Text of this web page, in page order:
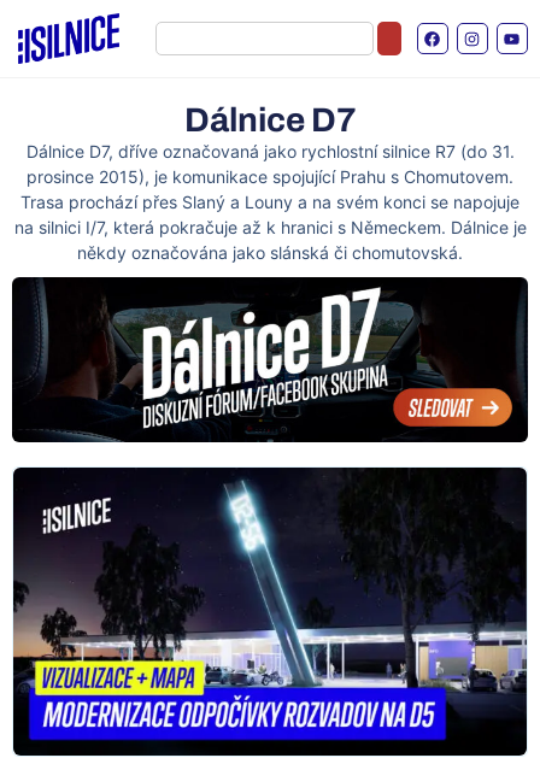
Dálnice D7
Dálnice D7, dříve označovaná jako rychlostní silnice R7 (do 31.
prosince 2015), je komunikace spojující Prahu s Chomutovem.
Trasa prochází přes Slaný a Louny a na svém konci se napojuje
na silnici I/7, která pokračuje až k hranici s Německem. Dálnice je
někdy označována jako slánská či chomutovská.